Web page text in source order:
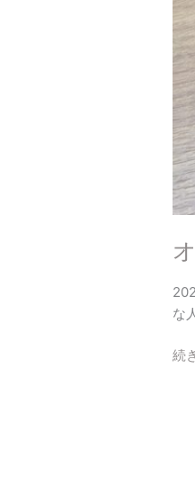
な
続